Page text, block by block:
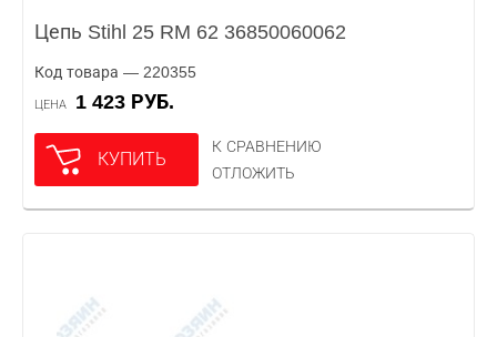
Цепь Stihl 25 RM 62 36850060062
Код товара — 220355
ЦЕНА 1 423 РУБ.
КУПИТЬ
К СРАВНЕНИЮ
ОТЛОЖИТЬ